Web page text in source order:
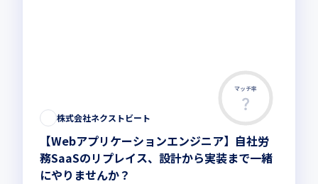
マッチ率
株式会社ネクストビート
【Webアプリケーションエンジニア】自社労
務SaaSのリプレイス、設計から実装まで一緒
にやりませんか？